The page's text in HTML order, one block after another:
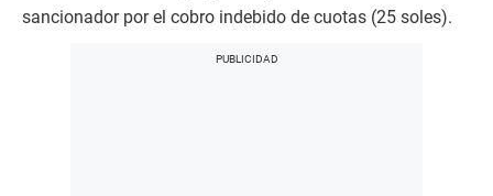
sancionador por el cobro indebido de cuotas (25 soles).